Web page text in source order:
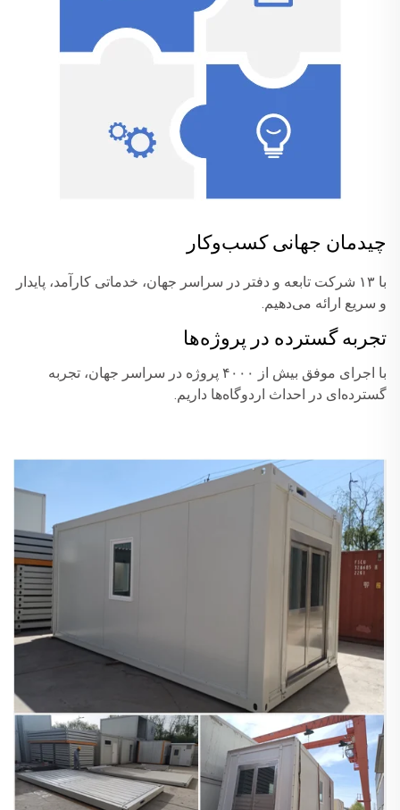
چیدمان جهانی کسب‌وکار
با ۱۳ شرکت تابعه و دفتر در سراسر جهان، خدماتی کارآمد، پایدار
و سریع ارائه می‌دهیم.
تجربه گسترده در پروژه‌ها
با اجرای موفق بیش از ۴۰۰۰ پروژه در سراسر جهان، تجربه
گسترده‌ای در احداث اردوگاه‌ها داریم.